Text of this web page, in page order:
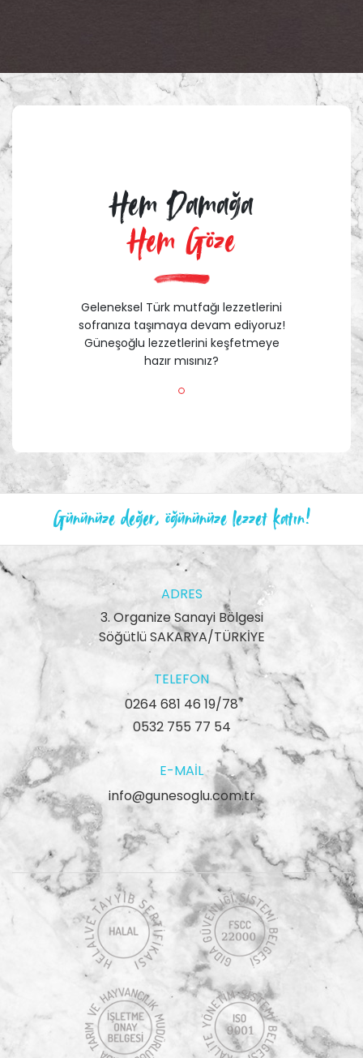
Hem Damağa
Hem Göze
Geleneksel Türk mutfağı lezzetlerini
sofranıza taşımaya devam ediyoruz!
Güneşoğlu lezzetlerini keşfetmeye
hazır mısınız?
Gününüze değer, öğününüze lezzet katın!
ADRES
3. Organize Sanayi Bölgesi
Söğütlü SAKARYA/TÜRKİYE
TELEFON
0264 681 46 19/78
0532 755 77 54
E-MAIL
info@gunesoglu.com.tr